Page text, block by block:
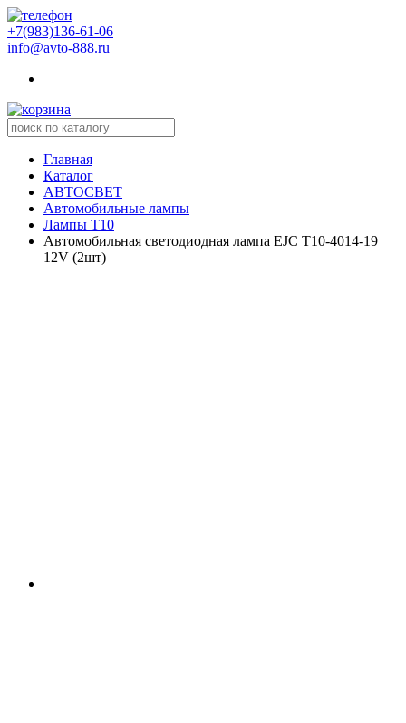
+7(983)136-61-06
info@avto-888.ru
Главная
Каталог
АВТОСВЕТ
Автомобильные лампы
Лампы Т10
Автомобильная светодиодная лампа EJC T10-4014-19
12V (2шт)